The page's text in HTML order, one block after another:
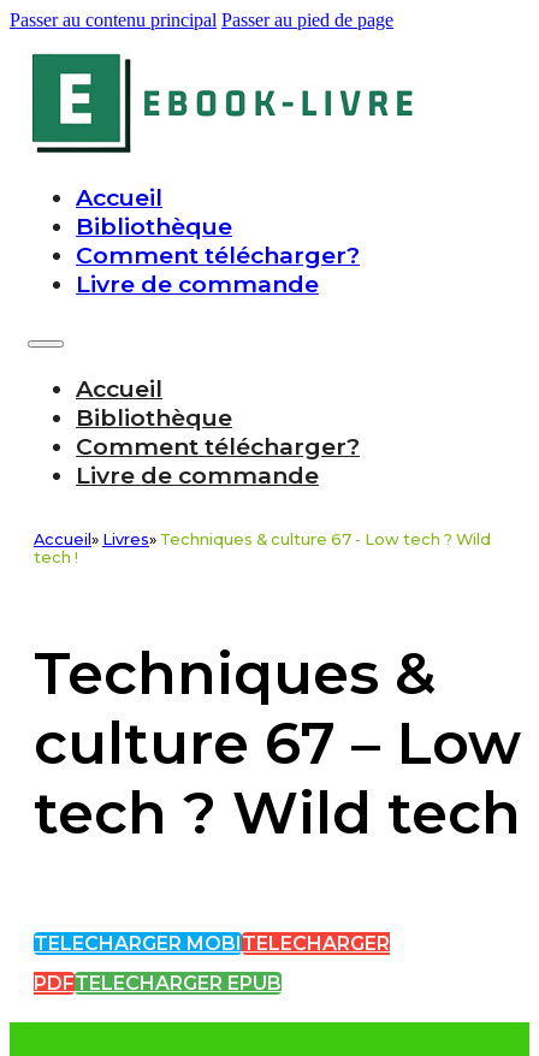
Passer au contenu principal Passer au pied de page
Accueil
Bibliothèque
Comment télécharger?
Livre de commande
Accueil
Bibliothèque
Comment télécharger?
Livre de commande
Accueil » Livres» Techniques & culture 67 - Low tech ? Wild
tech !
Techniques &
culture 67 – Low
tech ? Wild tech
TELECHARGER MOBI TELECHARGER
PDFTELECHARGER EPUB